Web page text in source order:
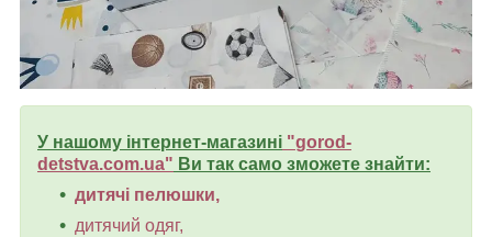
У нашому інтернет-магазині "gorod-
detstva.com.ua" Ви так само зможете знайти:
дитячі пелюшки,
дитячий одяг,